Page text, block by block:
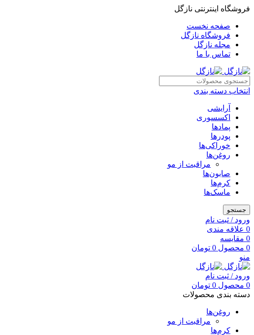
فروشگاه اینترنتی نازگل
صفحه نخست
فروشگاه نازگل
مجله نازگل
تماس با ما
انتخاب دسته بندی
آرایشی
اکسسوری
پمادها
پودرها
خوراکی‌ها
روغن‌ها
مراقبت از مو
صابون‌ها
کرم‌ها
ماسک‌ها
جستجو
ورود / ثبت نام
0 علاقه مندی
0 مقایسه
0 محصول 0 تومان
منو
ورود / ثبت نام
0 محصول 0 تومان
دسته بندی محصولات
روغن‌ها
مراقبت از مو
کرم‌ها